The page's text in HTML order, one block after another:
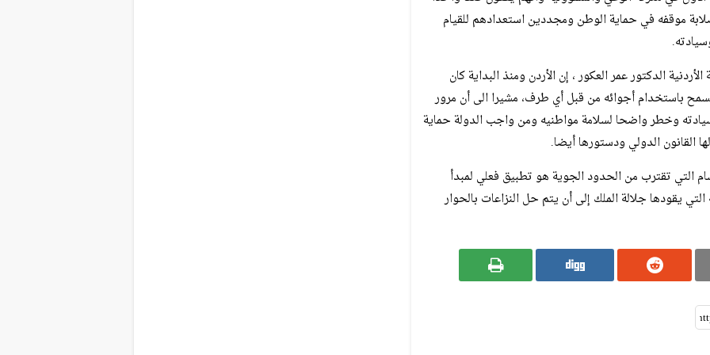
موقفه في حماية الوطن ومجددين استعدادهم للقيام
الدكتور عمر العكور ، إن الأردن ومنذ البداية كان
باستخدام أجوائه من قبل أي طرف، مشيرا الى أن مرور
وخطر واضحا لسلامة مواطنيه ومن واجب الدولة حماية
القانون الدولي ودستورها أيضا.
التي تقترب من الحدود الجوية هو تطبيق فعلي لمبدأ
التي يقودها جلالة الملك إلى أن يتم حل النزاعات بالحوار